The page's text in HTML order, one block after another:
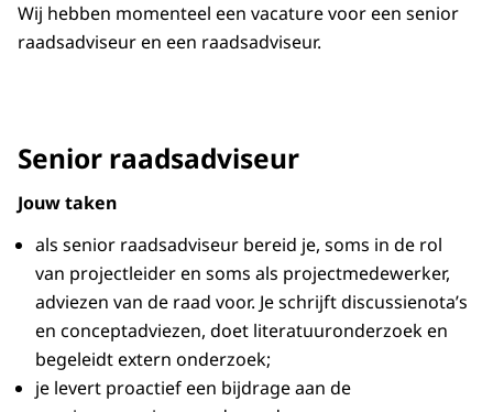
Wij hebben momenteel een vacature voor een senior
raadsadviseur en een raadsadviseur.
Senior raadsadviseur
Jouw taken
als senior raadsadviseur bereid je, soms in de rol
van projectleider en soms als projectmedewerker,
adviezen van de raad voor. Je schrijft discussienota’s
en conceptadviezen, doet literatuuronderzoek en
begeleidt extern onderzoek;
je levert proactief een bijdrage aan de